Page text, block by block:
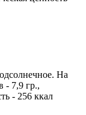
На
- 7,9 гр.,
- 256 ккал